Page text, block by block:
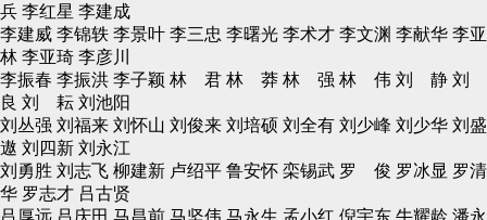
兵 李红星 李建成
李建威 李锦轶 李景叶 李三忠 李曙光 李术才 李文渊 李献华 李亚
林 李亚琦 李彦川
李振春 李振洪 李子颖 林 君 林 莽 林 强 林 伟 刘 静 刘
良 刘 耘 刘池阳
刘丛强 刘福来 刘怀山 刘俊来 刘培硕 刘全有 刘少峰 刘少华 刘盛
遨 刘四新 刘永江
刘勇胜 刘志飞 柳建新 卢绍平 鲁安怀 栾锡武 罗 俊 罗冰显 罗清
华 罗志才 吕古贤
吕厚远 吕庆田 马昌前 马坚伟 马永生 孟小红 倪宇东 牛耀龄 潘永